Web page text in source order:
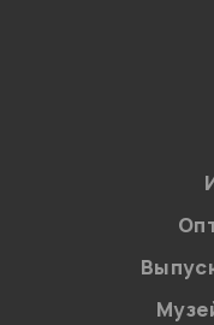
персональных
Введите